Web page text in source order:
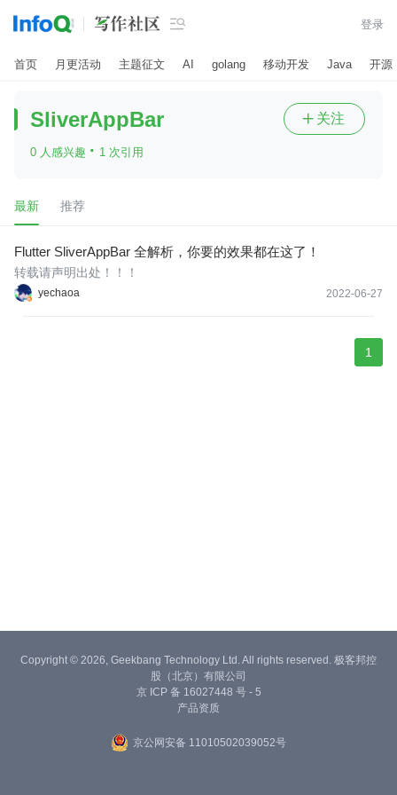
 登录
首页 月更活动 主题征文 AI golang 移动开发 Java 开源
SliverAppBar
0 人感兴趣 · 1 次引用
 关注
最新 推荐
Flutter SliverAppBar 全解析，你要的效果都在这了！
yechaoa 2022-06-27
转载请声明出处！！！
1
Copyright © 2026, Geekbang Technology Ltd. All rights reserved. 极客邦控
股（北京）有限公司
京 ICP 备 16027448 号 - 5
产品资质
京公网安备 11010502039052号